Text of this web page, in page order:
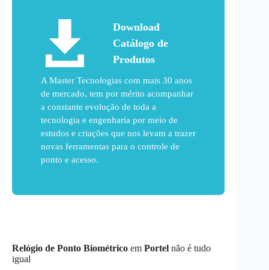
Download
Catálogo de
Produtos
A Master Tecnologias com mais 30 anos
de mercado, tem por mérito acompanhar
a constante evolução de toda a
tecnologia e engenharia por meio de
estudos e criações que nos levam a trazer
novas ferramentas para o controle de
ponto e acesso.
Relógio de Ponto Biométrico em Portel não é tudo
igual